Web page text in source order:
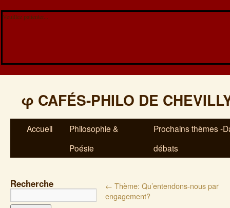
Veuillez patienter...
φ CAFÉS-PHILO DE
Accueil
Philosophie &
Poésie
Prochains thèmes -
débats
Recherche ← Thème: Qu’entendons-nous par
engagement?